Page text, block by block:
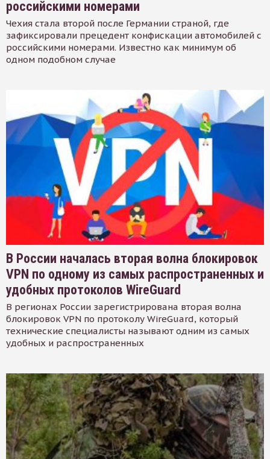
российскими номерами
Чехия стала второй после Германии страной, где
зафиксировали прецедент конфискации автомобилей с
российскими номерами. Известно как минимум об
одном подобном случае
В России началась вторая волна блокировок
VPN по одному из самых распространенных и
удобных протоколов WireGuard
В регионах России зарегистрирована вторая волна
блокировок VPN по протоколу WireGuard, который
технические специалисты называют одним из самых
удобных и распространенных